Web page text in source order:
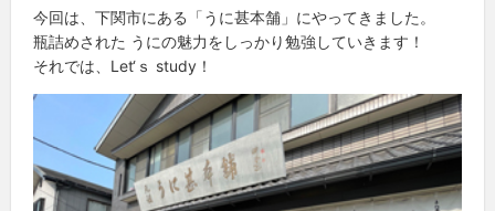
今回は、下関市にある「うに甚本舗」にやってきました。
瓶詰めされた うにの魅力をしっかり勉強していきます！
それでは、Let‘ｓ study！